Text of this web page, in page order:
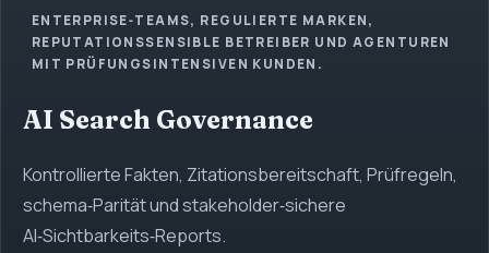
ENTERPRISE‑TEAMS, REGULIERTE MARKEN,
REPUTATIONSSENSIBLE BETREIBER UND AGENTUREN
MIT PRÜFUNGSINTENSIVEN KUNDEN.
AI Search Governance
Kontrollierte Fakten, Zitationsbereitschaft, Prüfregeln,
schema‑Parität und stakeholder‑sichere
AI‑Sichtbarkeits‑Reports.